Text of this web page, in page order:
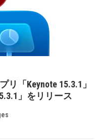
リ「Keynote 15.3.1」
」をリリース